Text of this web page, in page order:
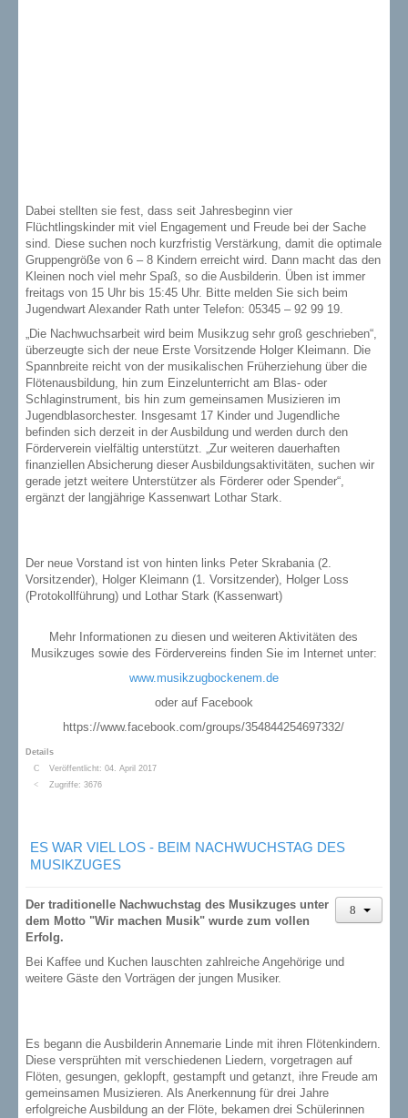
Dabei stellten sie fest, dass seit Jahresbeginn vier
Flüchtlingskinder mit viel Engagement und Freude bei der Sache
sind. Diese suchen noch kurzfristig Verstärkung, damit die optimale
Gruppengröße von 6 – 8 Kindern erreicht wird. Dann macht das den
Kleinen noch viel mehr Spaß, so die Ausbilderin. Üben ist immer
freitags von 15 Uhr bis 15:45 Uhr. Bitte melden Sie sich beim
Jugendwart Alexander Rath unter Telefon: 05345 – 92 99 19.
„Die Nachwuchsarbeit wird beim Musikzug sehr groß geschrieben“,
überzeugte sich der neue Erste Vorsitzende Holger Kleimann. Die
Spannbreite reicht von der musikalischen Früherziehung über die
Flötenausbildung, hin zum Einzelunterricht am Blas- oder
Schlaginstrument, bis hin zum gemeinsamen Musizieren im
Jugendblasorchester. Insgesamt 17 Kinder und Jugendliche
befinden sich derzeit in der Ausbildung und werden durch den
Förderverein vielfältig unterstützt. „Zur weiteren dauerhaften
finanziellen Absicherung dieser Ausbildungsaktivitäten, suchen wir
gerade jetzt weitere Unterstützer als Förderer oder Spender“,
ergänzt der langjährige Kassenwart Lothar Stark.
Der neue Vorstand ist von hinten links Peter Skrabania (2.
Vorsitzender), Holger Kleimann (1. Vorsitzender), Holger Loss
(Protokollführung) und Lothar Stark (Kassenwart)
Mehr Informationen zu diesen und weiteren Aktivitäten des
Musikzuges sowie des Fördervereins finden Sie im Internet unter:
www.musikzugbockenem.de
oder auf Facebook
https://www.facebook.com/groups/354844254697332/
Details
Veröffentlicht: 04. April 2017
Zugriffe: 3676
ES WAR VIEL LOS - BEIM NACHWUCHSTAG DES
MUSIKZUGES
Der traditionelle Nachwuchstag des Musikzuges unter
dem Motto "Wir machen Musik" wurde zum vollen
Erfolg.
Bei Kaffee und Kuchen lauschten zahlreiche Angehörige und
weitere Gäste den Vorträgen der jungen Musiker.
Es begann die Ausbilderin Annemarie Linde mit ihren Flötenkindern.
Diese versprühten mit verschiedenen Liedern, vorgetragen auf
Flöten, gesungen, geklopft, gestampft und getanzt, ihre Freude am
gemeinsamen Musizieren. Als Anerkennung für drei Jahre
erfolgreiche Ausbildung an der Flöte, bekamen drei Schülerinnen